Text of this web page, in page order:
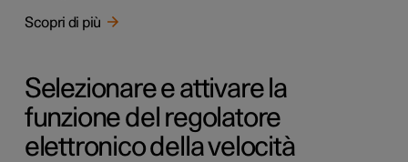
Scopri di più
Selezionare e attivare la
funzione del regolatore
elettronico della velocità